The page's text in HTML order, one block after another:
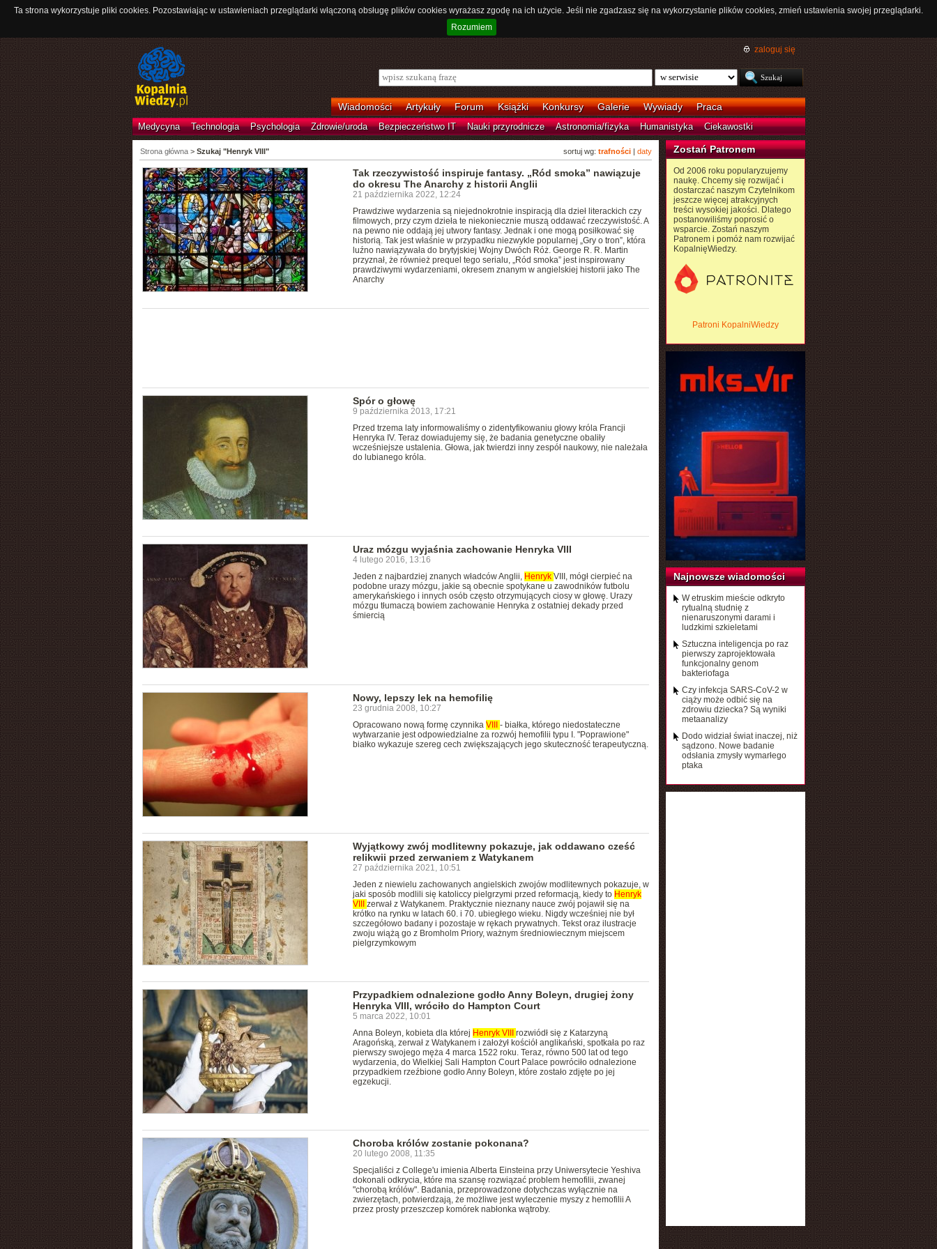
Ta strona wykorzystuje pliki cookies. Pozostawiając w ustawieniach przeglądarki włączoną obsługę plików cookies wyrażasz zgodę na ich użycie. Jeśli nie zgadzasz się na wykorzystanie plików cookies, zmień ustawienia swojej przeglądarki.
Rozumiem
zaloguj się
Wiadomości Artykuły Forum Książki Konkursy Galerie Wywiady Praca
Medycyna Technologia Psychologia Zdrowie/uroda Bezpieczeństwo IT Nauki przyrodnicze Astronomia/fizyka Humanistyka Ciekawostki
sortuj wg: trafności| daty
Strona główna> Szukaj "Henryk VIII"
Tak rzeczywistość inspiruje fantasy. „Ród smoka” nawiązuje
do okresu The Anarchy z historii Anglii
21 października 2022, 12:24
Prawdziwe wydarzenia są niejednokrotnie inspiracją dla dzieł literackich czy
filmowych, przy czym dzieła te niekoniecznie muszą oddawać rzeczywistość. A
na pewno nie oddają jej utwory fantasy. Jednak i one mogą posiłkować się
historią. Tak jest właśnie w przypadku niezwykle popularnej „Gry o tron”, która
luźno nawiązywała do brytyjskiej Wojny Dwóch Róż. George R. R. Martin
przyznał, że również prequel tego serialu, „Ród smoka” jest inspirowany
prawdziwymi wydarzeniami, okresem znanym w angielskiej historii jako The
Anarchy
Spór o głowę
9 października 2013, 17:21
Przed trzema laty informowaliśmy o zidentyfikowaniu głowy króla Francji
Henryka IV. Teraz dowiadujemy się, że badania genetyczne obaliły
wcześniejsze ustalenia. Głowa, jak twierdzi inny zespół naukowy, nie należała
do lubianego króla.
Uraz mózgu wyjaśnia zachowanie Henryka VIII
4 lutego 2016, 13:16
Jeden z najbardziej znanych władców Anglii, Henryk VIII, mógł cierpieć na
podobne urazy mózgu, jakie są obecnie spotykane u zawodników futbolu
amerykańskiego i innych osób często otrzymujących ciosy w głowę. Urazy
mózgu tłumaczą bowiem zachowanie Henryka z ostatniej dekady przed
śmiercią
Nowy, lepszy lek na hemofilię
23 grudnia 2008, 10:27
Opracowano nową formę czynnika VIII - białka, którego niedostateczne
wytwarzanie jest odpowiedzialne za rozwój hemofilii typu I. "Poprawione"
białko wykazuje szereg cech zwiększających jego skuteczność terapeutyczną.
Wyjątkowy zwój modlitewny pokazuje, jak oddawano cześć
relikwii przed zerwaniem z Watykanem
27 października 2021, 10:51
Jeden z niewielu zachowanych angielskich zwojów modlitewnych pokazuje, w
jaki sposób modlili się katoliccy pielgrzymi przed reformacją, kiedy to Henryk
VIII zerwał z Watykanem. Praktycznie nieznany nauce zwój pojawił się na
krótko na rynku w latach 60. i 70. ubiegłego wieku. Nigdy wcześniej nie był
szczegółowo badany i pozostaje w rękach prywatnych. Tekst oraz ilustracje
zwoju wiążą go z Bromholm Priory, ważnym średniowiecznym miejscem
pielgrzymkowym
Przypadkiem odnalezione godło Anny Boleyn, drugiej żony
Henryka VIII, wróciło do Hampton Court
5 marca 2022, 10:01
Anna Boleyn, kobieta dla której Henryk VIII rozwiódł się z Katarzyną
Aragońską, zerwał z Watykanem i założył kościół anglikański, spotkała po raz
pierwszy swojego męża 4 marca 1522 roku. Teraz, równo 500 lat od tego
wydarzenia, do Wielkiej Sali Hampton Court Palace powróciło odnalezione
przypadkiem rzeźbione godło Anny Boleyn, które zostało zdjęte po jej
egzekucji.
Choroba królów zostanie pokonana?
20 lutego 2008, 11:35
Specjaliści z College'u imienia Alberta Einsteina przy Uniwersytecie Yeshiva
dokonali odkrycia, które ma szansę rozwiązać problem hemofilii, zwanej
"chorobą królów". Badania, przeprowadzone dotychczas wyłącznie na
zwierzętach, potwierdzają, że możliwe jest wyleczenie myszy z hemofilii A
przez prosty przeszczep komórek nabłonka wątroby.
Zostań Patronem
Od 2006 roku popularyzujemy
naukę. Chcemy się rozwijać i
dostarczać naszym Czytelnikom
jeszcze więcej atrakcyjnych
treści wysokiej jakości. Dlatego
postanowiliśmy poprosić o
wsparcie. Zostań naszym
Patronem i pomóż nam rozwijać
KopalnięWiedzy.
Patroni KopalniWiedzy
Najnowsze wiadomości
W etruskim mieście odkryto
rytualną studnię z
nienaruszonymi darami i
ludzkimi szkieletami
Sztuczna inteligencja po raz
pierwszy zaprojektowała
funkcjonalny genom
bakteriofaga
Czy infekcja SARS-CoV-2 w
ciąży może odbić się na
zdrowiu dziecka? Są wyniki
metaanalizy
Dodo widział świat inaczej, niż
sądzono. Nowe badanie
odsłania zmysły wymarłego
ptaka